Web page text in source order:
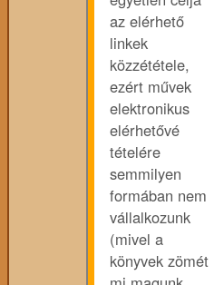
az elérhető
linkek
közzététele,
ezért művek
elektronikus
elérhetővé
tételére
semmilyen
formában nem
vállalkozunk
(mivel a
könyvek zömét